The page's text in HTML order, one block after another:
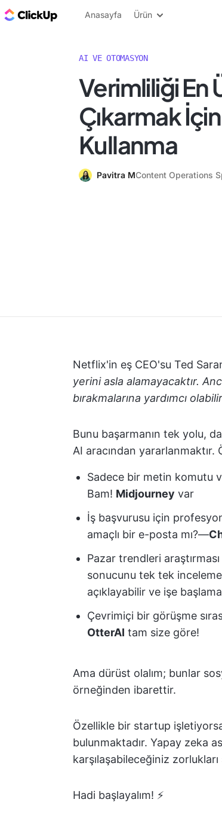
ClickUp Blog
Anasayfa Ürün
AI VE OTOMASYON
Verimliliği En
Çıkarmak
Kullanma
Pavitra MContent Operations
Netflix'in eş CEO'su Ted
yerini asla alamayacaktır.
bırakmalarına yardımcı
Bunu başarmanın tek yolu,
AI aracından yararlanmaktır.
Sadece bir metin komutu
Bam! Midjourney var
İş başvurusu için
amaçlı bir e-posta mı?—
Pazar trendleri
sonucunu tek tek
açıklayabilir ve işe
Çevrimiçi bir görüşme
OtterAI tam size göre!
Ama dürüst olalım; bunlar
örneğinden ibarettir.
Özellikle bir startup
bulunmaktadır. Yapay zeka
karşılaşabileceğiniz zorlukları
Hadi başlayalım! ⚡️